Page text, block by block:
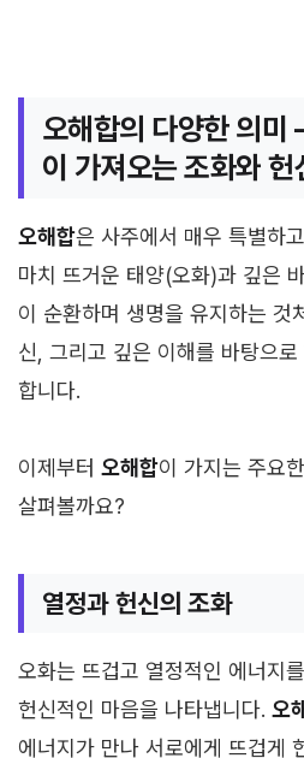
오해합의 다양한 의미
이 가져오는 조화와 헌
오해합은 사주에서 매우 특별하
마치 뜨거운 태양(오화)과 깊은
이 순환하며 생명을 유지하는 것
신, 그리고 깊은 이해를 바탕으
합니다.
이제부터 오해합이 가지는 주요
살펴볼까요?
열정과 헌신의 조화
오화는 뜨겁고 열정적인 에너지
헌신적인 마음을 나타냅니다. 오
에너지가 만나 서로에게 뜨겁게